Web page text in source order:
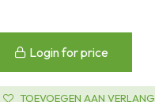
Login for price
TOEVOEGEN AAN